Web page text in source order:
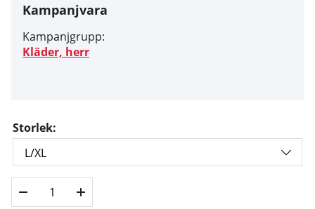
Kampanjvara
Kampanjgrupp:
Kläder, herr
Storlek: